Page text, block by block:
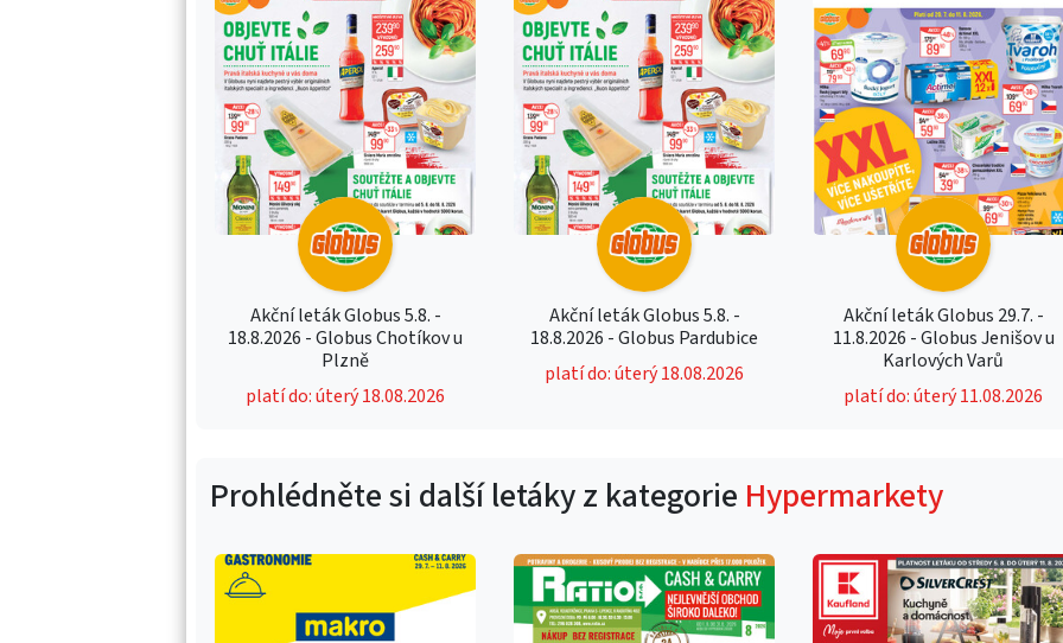
Akční leták Globus 5.8. -
18.8.2026 - Globus Chotíkov u
Plzně
platí do: úterý 18.08.2026
Akční leták Globus 5.8. -
18.8.2026 - Globus Pardubice
platí do: úterý 18.08.2026
Akční leták Globus 29.7. -
11.8.2026 - Globus Jenišov u
Karlových Varů
platí do: úterý 11.08.2026
Prohlédněte si další letáky z kategorie Hypermarkety